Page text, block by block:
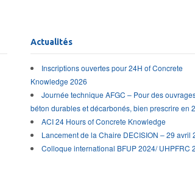
Actualités
Inscriptions ouvertes pour 24H of Concrete
Knowledge 2026
Journée technique AFGC – Pour des
béton durables et décarbonés, bien prescrire en
ACI 24 Hours of Concrete Knowledge
Lancement de la Chaire DECISION – 29 avril
Colloque international BFUP 2024/ UHPFRC